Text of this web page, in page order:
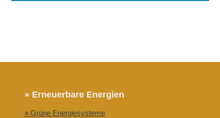
» Erneuerbare Energien
» Grüne Energiesysteme